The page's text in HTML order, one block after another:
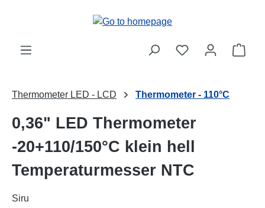
Thermometer LED - LCD Thermometer - 110°C
0,36" LED Thermometer
-20+110/150°C klein hell
Temperaturmesser NTC
Siru